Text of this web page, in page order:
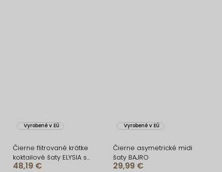
Vyrobené v EÚ
Čierne flitrované krátke
koktailové šaty ELYSIA s
kraťaskami
48,19 €
Vyrobené v EÚ
Čierne asymetrické midi
šaty BAJRO
29,99 €